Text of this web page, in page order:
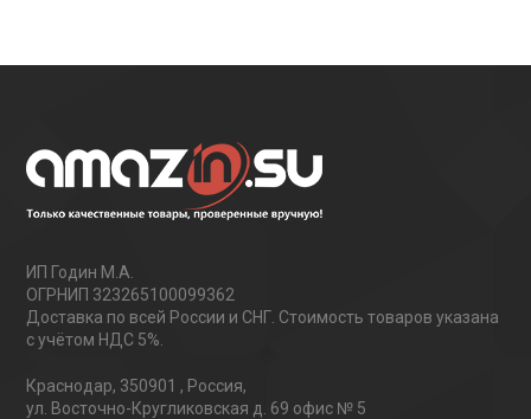
ИП Годин М.А.
ОГРНИП 323265100099362
Доставка по всей России и СНГ. Стоимость товаров указана
с учётом НДС 5%.
Краснодар, 350901 , Россия,
ул. Восточно-Кругликовская д. 69 офис № 5